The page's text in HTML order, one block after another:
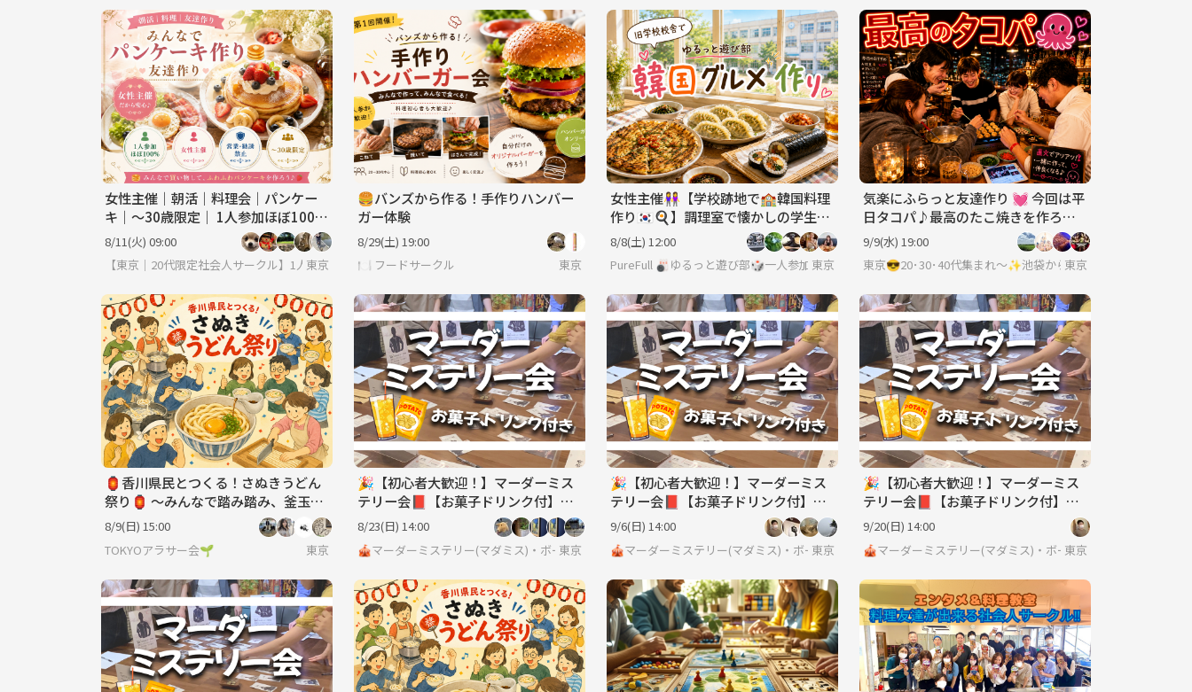
女性主催｜朝活｜料理会｜パンケー
キ｜〜30歳限定｜ 1人参加ほぼ100%
｜友達作り
8/11(火) 09:00
【東京｜20代限定社会人サークル】1人参加ほぼ100％｜少人数ゆる交流会
東京
🍔バンズから作る！手作りハンバー
ガー体験
8/29(土) 19:00
🍽️ フードサークル
東京
女性主催👭【学校跡地で🏫韓国料理
作り🇰🇷🍳】調理室で懐かしの学生気
分🏫.*
8/8(土) 12:00
PureFull 🎳ゆるっと遊び部🎲一人参加でも気軽に気楽に🐥
東京
気楽にふらっと友達作り 💓 今回は平
日タコパ♪最高のたこ焼きを作ろ
う！飲み放２時間＋楽しみ放題２時
間✨
9/9(水) 19:00
東京
🏮香川県民とつくる！さぬきうどん
祭り🏮 〜みんなで踏み踏み、釜玉う
どん/ぶっかけうどんを食べよう！〜
8/9(日) 15:00
TOKYOアラサー会🌱
東京
🎉【初心者大歓迎！】マーダーミス
テリー会📕【お菓子ドリンク付】
【ボードゲーム、マダミス】
8/23(日) 14:00
🎪マーダーミステリー(マダミス)・ボードゲーム・脱出ゲーム サークル🎲
東京
🎉【初心者大歓迎！】マーダーミス
テリー会📕【お菓子ドリンク付】
【ボードゲーム、マダミス】
9/6(日) 14:00
🎪マーダーミステリー(マダミス)・ボードゲーム・脱出ゲーム サークル🎲
東京
🎉【初心者大歓迎！】マーダーミス
テリー会📕【お菓子ドリンク付】
【ボードゲーム、マダミス】
9/20(日) 14:00
🎪マーダーミステリー(マダミス)・ボードゲーム・脱出ゲーム
東京